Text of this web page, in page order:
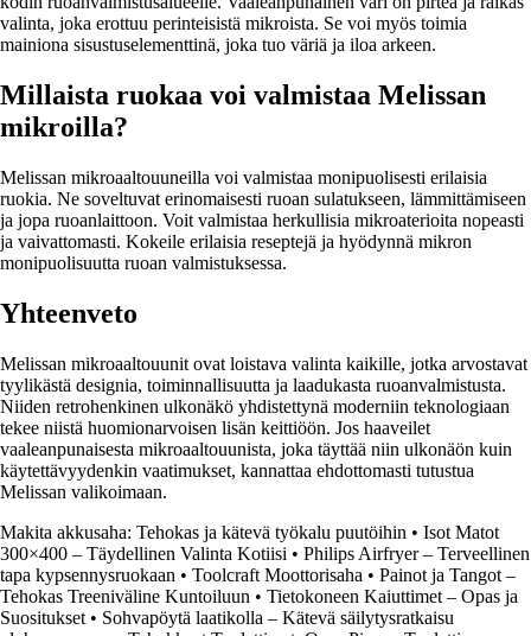
valinta, joka erottuu perinteisistä mikroista. Se voi myös toimia
mainiona sisustuselementtinä, joka tuo väriä ja iloa arkeen.
Millaista ruokaa voi valmistaa Melissan
mikroilla?
Melissan mikroaaltouuneilla voi valmistaa monipuolisesti erilaisia
ruokia. Ne soveltuvat erinomaisesti ruoan sulatukseen, lämmittämiseen
ja jopa ruoanlaittoon. Voit valmistaa herkullisia mikroaterioita nopeasti
ja vaivattomasti. Kokeile erilaisia reseptejä ja hyödynnä mikron
monipuolisuutta ruoan valmistuksessa.
Yhteenveto
Melissan mikroaaltouunit ovat loistava valinta kaikille, jotka arvostavat
tyylikästä designia, toiminnallisuutta ja laadukasta ruoanvalmistusta.
Niiden retrohenkinen ulkonäkö yhdistettynä moderniin teknologiaan
tekee niistä huomionarvoisen lisän keittiöön. Jos haaveilet
vaaleanpunaisesta mikroaaltouunista, joka täyttää niin ulkonäön kuin
käytettävyydenkin vaatimukset, kannattaa ehdottomasti tutustua
Melissan valikoimaan.
Makita akkusaha: Tehokas ja kätevä työkalu puutöihin • Isot Matot
300×400 – Täydellinen Valinta Kotiisi • Philips Airfryer – Terveellinen
tapa kypsennysruokaan • Toolcraft Moottorisaha • Painot ja Tangot –
Tehokas Treeniväline Kuntoiluun • Tietokoneen Kaiuttimet – Opas ja
Suositukset • Sohvapöytä laatikolla – Kätevä säilytysratkaisu